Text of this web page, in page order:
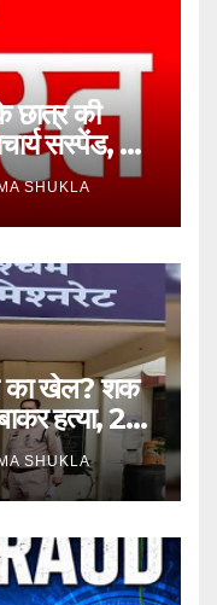
की
सस्पेंड, 7
SHUKLA
का खेल? शक
हत्या, 24
SHUKLA